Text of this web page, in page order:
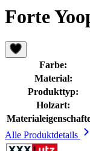
Forte
Farbe:
Material:
Produkttyp:
Holzart:
Alle Produktdetails